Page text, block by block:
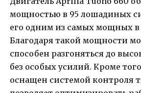
мощностью в 95 лошадиных
его одним из самых мощных в
Благодаря такой мощности
способен разгоняться до
без особых усилий. Кроме
оснащен системой контроля